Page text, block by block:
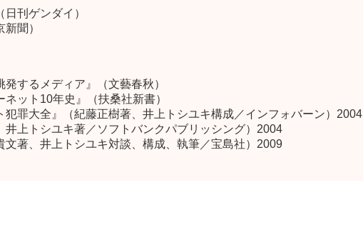
日刊ゲンダイ）
聞）
するメディア』（文藝春秋）
ネット10年史』（扶桑社新書）
犯罪大全』（紀藤正樹著、井上トシユキ構成／インフォバーン）2004
井上トシユキ著／ソフトバンクパブリッシング）2004
文著、井上トシユキ対談、構成、執筆／宝島社）2009